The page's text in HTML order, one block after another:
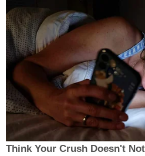
Think Your Crush Doesn't